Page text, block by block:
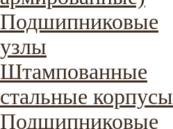
Подшипниковые
узлы
Штампованные
стальные корпусы
Подшипниковые